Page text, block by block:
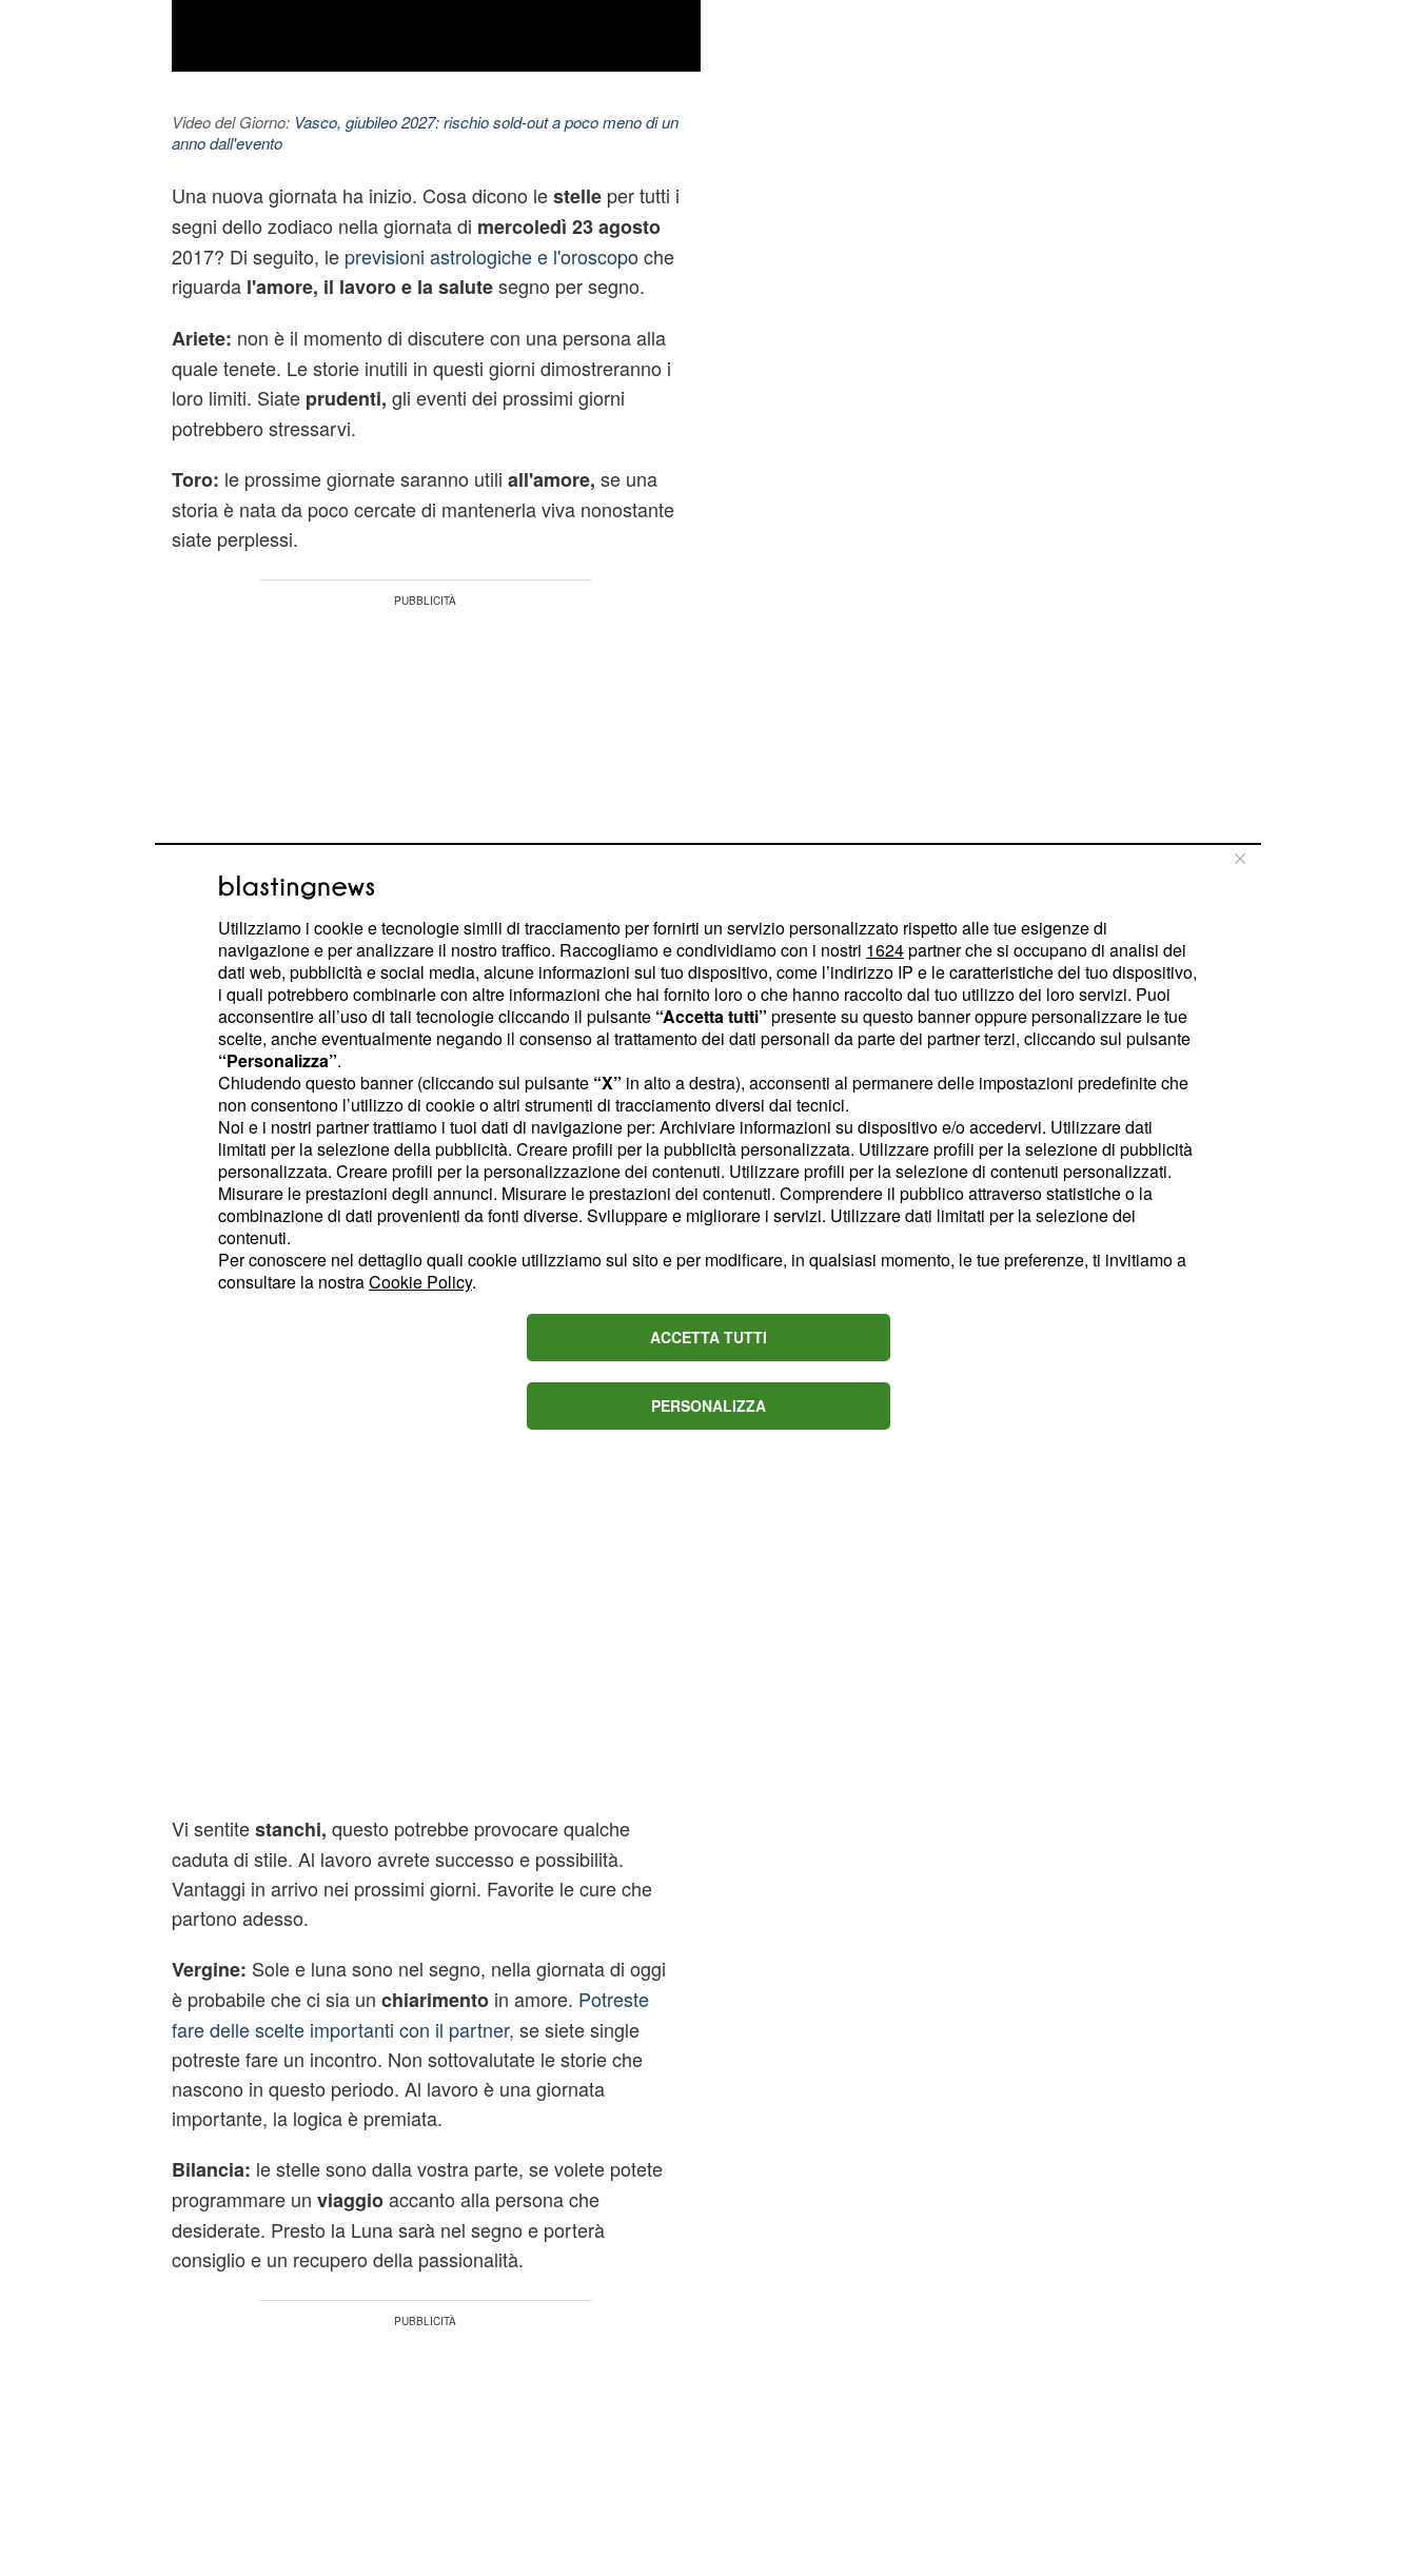
Video del Giorno: Vasco, giubileo 2027: rischio sold-out a poco meno di un
anno dall'evento
Una nuova giornata ha inizio. Cosa dicono lestelleper tutti i
segni dello zodiaco nella giornata di mercoledì 23 agosto
2017? Di seguito, leprevisioni astrologiche e l'oroscopo che
riguarda l'amore, il lavoro e la salutesegno per segno.
Ariete: non è il momento di discutere con una persona alla
quale tenete. Le storie inutili in questi giorni dimostreranno i
loro limiti. Siate prudenti, gli eventi dei prossimi giorni
potrebbero stressarvi.
Toro: le prossime giornate saranno utili all'amore, se una
storia è nata da poco cercate di mantenerla viva nonostante
siate perplessi.
Lasciatevi andare le nuove emozioni, abbandonate la troppa
prudenza. Al lavoro il cielo è decisamente forte e arrivano
belle proposte. La serata sarà sottotono, cercate relax.
Gemelli:è una giornata di
di discutere con il partner. Anche le coppie forti possono
risentire di questo periodo. Cercate di fermarvi un attimo e
riflettere. Al lavoro, potreste arrabbiarvi con qualcuno che
non fai il gioco che vorreste voi.
Cancro:è la giornata ideale per fare delle richieste, i
sentimenti non sono facili da gestire, voi siete in balia delle
emozioni. La serata sarà favorevole, non stancatevi troppo.
chi riconferma un lavoro non sbaglia.
questo cielo regala degli incontri, ma dipende dalle
Vi sentitestanchi, questo potrebbe provocare qualche
caduta di stile. Al lavoro avrete successo e possibilità.
Vantaggi in arrivo nei prossimi giorni. Favorite le cure che
partono adesso.
Vergine: Sole e luna sono nel segno, nella giornata di oggi
è probabile che ci sia un chiarimentoin amore. Potreste
fare delle scelte importanti con il partner, se siete single
potreste fare un incontro. Non sottovalutate le storie che
nascono in questo periodo. Al lavoro è una giornata
importante, la logica è premiata.
Bilancia: le stelle sono dalla vostra parte, se volete potete
programmare un viaggioaccanto alla persona che
desiderate. Presto la Luna sarà nel segno e porterà
consiglio e un recupero della passionalità.
Utilizziamo i cookie e tecnologie simili di tracciamento per fornirti un servizio personalizzato rispetto alle tue esigenze di
navigazione e per analizzare il nostro traffico. Raccogliamo e condividiamo con i nostri 1624partner che si occupano di analisi dei
dati web, pubblicità e social media, alcune informazioni sul tuo dispositivo, come l’indirizzo IP e le caratteristiche del tuo dispositivo,
i quali potrebbero combinarle con altre informazioni che hai fornito loro o che hanno raccolto dal tuo utilizzo dei loro servizi. Puoi
acconsentire all’uso di tali tecnologie cliccando il pulsante “Accetta tutti” presente su questo banner oppure personalizzare le tue
scelte, anche eventualmente negando il consenso al trattamento dei dati personali da parte dei partner terzi, cliccando sul pulsante
“Personalizza”.
Chiudendo questo banner (cliccando sul pulsante “X” in alto a destra), acconsenti al permanere delle impostazioni predefinite che
non consentono l’utilizzo di cookie o altri strumenti di tracciamento diversi dai tecnici.
Noi e i nostri partner trattiamo i tuoi dati di navigazione per: Archiviare informazioni su dispositivo e/o accedervi. Utilizzare dati
limitati per la selezione della pubblicità. Creare profili per la pubblicità personalizzata. Utilizzare profili per la selezione di pubblicità
personalizzata. Creare profili per la personalizzazione dei contenuti. Utilizzare profili per la selezione di contenuti personalizzati.
Misurare le prestazioni degli annunci. Misurare le prestazioni dei contenuti. Comprendere il pubblico attraverso statistiche o la
combinazione di dati provenienti da fonti diverse. Sviluppare e migliorare i servizi. Utilizzare dati limitati per la selezione dei
contenuti.
Per conoscere nel dettaglio quali cookie utilizziamo sul sito e per modificare, in qualsiasi momento, le tue preferenze, ti invitiamo a
consultare la nostraCookie Policy.
ACCETTA TUTTI
PERSONALIZZA